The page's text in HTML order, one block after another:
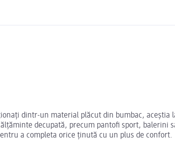
dintr-un material plăcut din bumbac, aceștia
decupată, precum pantofi sport, balerini
a completa orice ținută cu un plus de confort.